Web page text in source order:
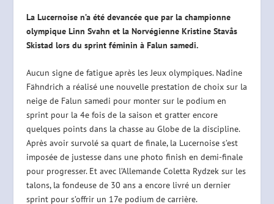
La Lucernoise n’a été devancée que par la championne
olympique Linn Svahn et la Norvégienne Kristine Stavås
Skistad lors du sprint féminin à Falun samedi.
Aucun signe de fatigue après les Jeux olympiques. Nadine
Fähndrich a réalisé une nouvelle prestation de choix sur la
neige de Falun samedi pour monter sur le podium en
sprint pour la 4e fois de la saison et gratter encore
quelques points dans la chasse au Globe de la discipline.
Après avoir survolé sa quart de finale, la Lucernoise s’est
imposée de justesse dans une photo finish en demi-finale
pour progresser. Et avec l’Allemande Coletta Rydzek sur les
talons, la fondeuse de 30 ans a encore livré un dernier
sprint pour s’offrir un 17e podium de carrière.